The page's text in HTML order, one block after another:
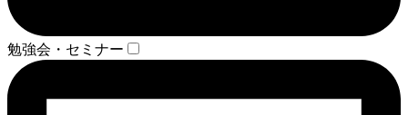
勉強会・セミナー